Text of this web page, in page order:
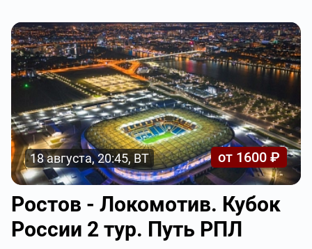
18 августа, 20:45, ВТ от 1600 ₽
Ростов - Локомотив. Кубок
России 2 тур. Путь РПЛ